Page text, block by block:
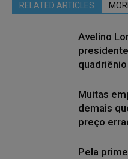
RELATED ARTICLES
Avelino
Muitas
demais
preço
Pela